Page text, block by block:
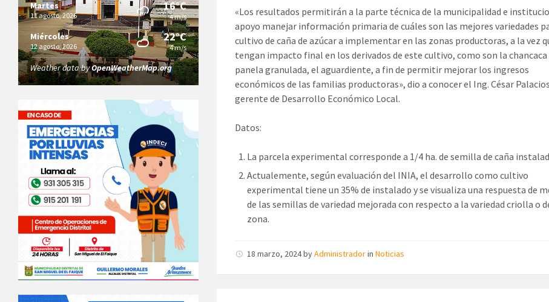
«Los resultados permitirán a la parte técnica de la municipalidad e
apoyo manejar información primaria de cuáles son las mejores variedades
cultivo de caña de azúcar a implementar en las zonas productoras, a la vez
tengan impacto final en los derivados de este cultivo, como son la chancaca
panela granulada, el aguardiente, a fin de permitir mejorar los ingresos
económicos de las familias productoras», dio a conocer el Ing. César
gerente de Desarrollo Económico Local.
Datos:
La parcela experimental corresponde a 1/4 ha. de semilla de caña
Actualemente, según evaluación del INIA, el desarrollo como cultivo
experimental tiene un 35% de instalado y se visualiza una respuesta de
de las semillas de variedad mejorada con respecto a la variedad criolla o
zona.
18 marzo, 2024byAdministradorinNoticias
Martes
11 agosto, 2026
16°C
4 m/s
Miércoles
12 agosto, 2026
22°C
4 m/s
Weather data byOpenWeatherMap.org